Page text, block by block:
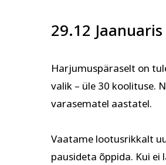
29.12
Harjumuspäraselt on
valik – üle 30 koolituse.
varasematel aastatel.
Vaatame lootusrikkalt
pausideta õppida. Kui